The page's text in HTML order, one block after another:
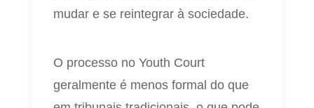
mudar e se reintegrar à sociedade.
O processo no Youth Court
geralmente é menos formal do que